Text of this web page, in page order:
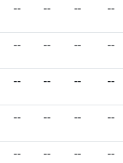
-- -- -- --
-- -- -- --
-- -- -- --
-- -- -- --
-- -- -- --